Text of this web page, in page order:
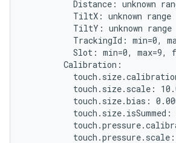
Distance: unknown
          TiltX: unknown range
          TiltY: unknown range
TrackingId: min=0,
Slot: min=0, max=9,
        Calibration:
touch.size.scale:
touch.size.bias:
touch.size.isSummed: